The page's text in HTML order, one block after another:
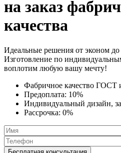
на заказ
качества
Идеальные решения от эконом
Изготовление по
воплотим любую вашу мечту!
Фабричное качество ГОСТ
Предоплата: 10%
Индивидуальный дизайн,
Рассрочка: 0%